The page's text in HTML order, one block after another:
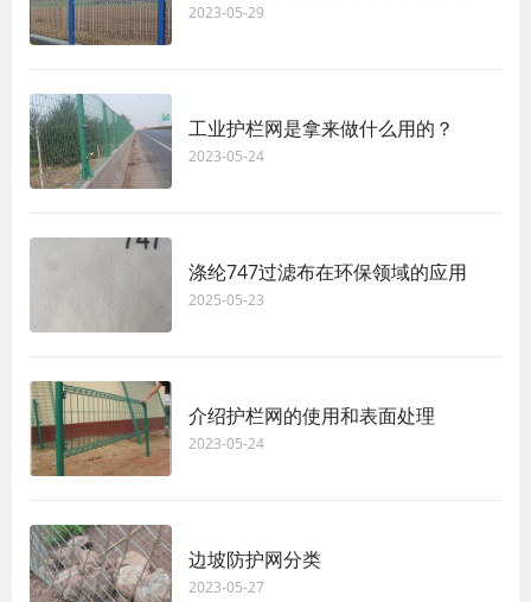
2023-05-29
工业护栏网是拿来做什么用的？
2023-05-24
涤纶747过滤布在环保领域的应用
2025-05-23
介绍护栏网的使用和表面处理
2023-05-24
边坡防护网分类
2023-05-27